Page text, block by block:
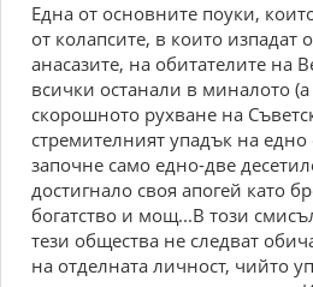
Една от основните поуки,
от колапсите, в които изпадат
анасазите, на обитателите на
всички останали в миналото
скорошното рухване на
стремителният упадък на
започне само едно-две
достигнало своя апогей като
богатство и мощ...В този
тези общества не следват
на отделната личност, чийто